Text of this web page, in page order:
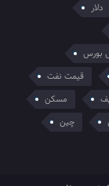
دلار
بورس
قیمت نفت
مسکن
چین